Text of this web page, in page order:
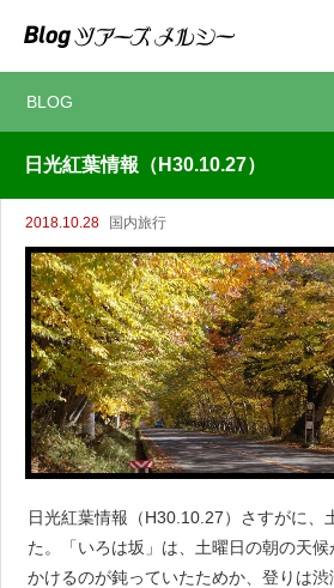
BLOG
日光紅葉情報（H30.10.27）
2018.10.28 国内旅行
日光紅葉情報（H30.10.27）さすがに、
た。「いろは坂」は、土曜日の朝の天
かけるのが鈍っていたためか、登りは渋